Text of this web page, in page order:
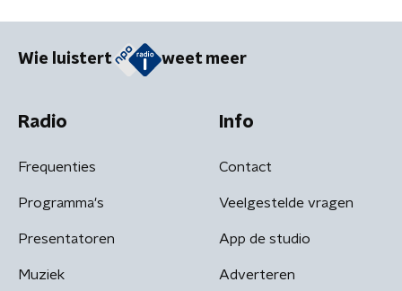
Wie luistert weet meer
Radio
Frequenties
Programma's
Presentatoren
Muziek
Info
Contact
Veelgestelde vragen
App de studio
Adverteren